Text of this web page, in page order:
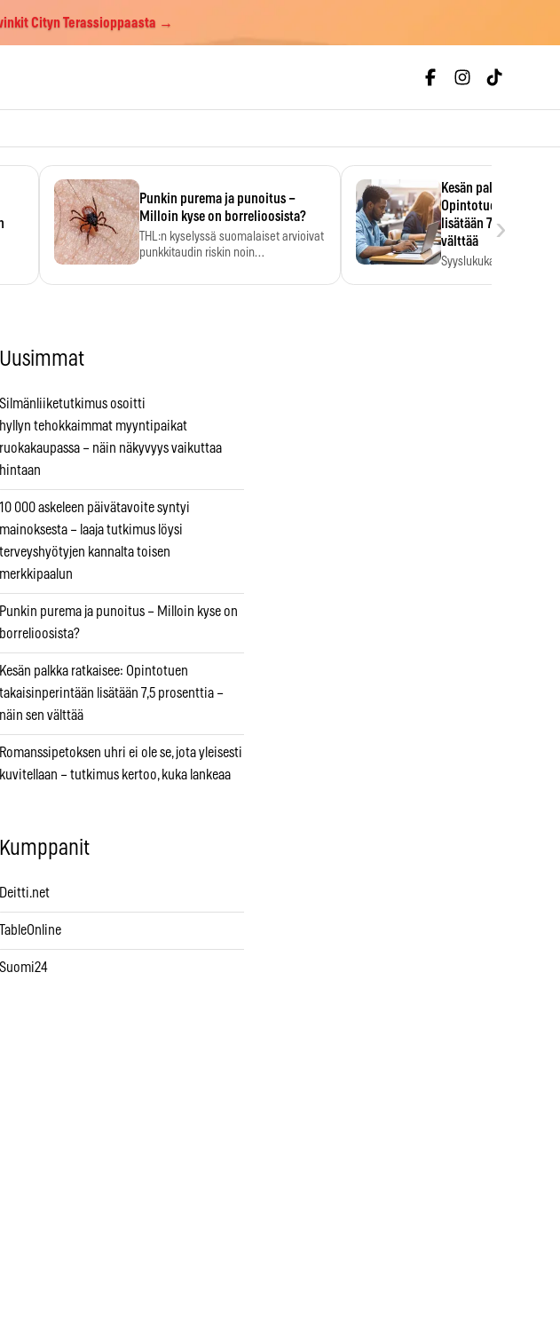
Cityn Terassioppaasta →
Punkin purema ja punoitus –
Milloin kyse on borrelioosista?
THL:n kyselyssä suomalaiset arvioivat
punkkitaudin riskin noin
Kesän palkka
Opintotuen
lisätään 7,5
välttää
Syyslukukauden
›
Uusimmat
Silmänliiketutkimus osoitti
hyllyn tehokkaimmat myyntipaikat
ruokakaupassa – näin näkyvyys vaikuttaa
hintaan
10 000 askeleen päivätavoite syntyi
mainoksesta – laaja tutkimus löysi
terveyshyötyjen kannalta toisen
merkkipaalun
Punkin purema ja punoitus – Milloin kyse on
borrelioosista?
Kesän palkka ratkaisee: Opintotuen
takaisinperintään lisätään 7,5 prosenttia –
näin sen välttää
Romanssipetoksen uhri ei ole se, jota yleisesti
kuvitellaan – tutkimus kertoo, kuka lankeaa
Kumppanit
Deitti.net
TableOnline
Suomi24